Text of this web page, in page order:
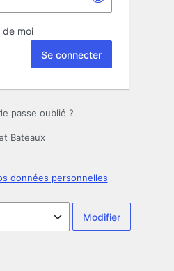
de moi
passe oublié ?
Bateaux
données personnelles